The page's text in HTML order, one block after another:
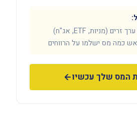
משקיעים בניירות ערך זרים (מניות, ETF, אג"ח)
כמה מס ישלמו על הרווחים
המס שלך עכשיו